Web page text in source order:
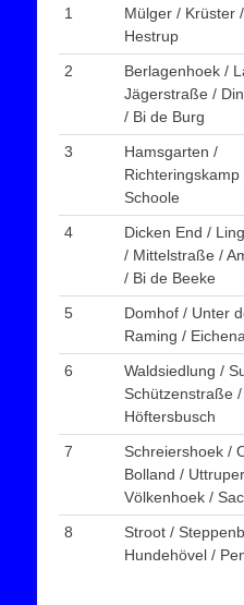
1
Mülger / Krüster
Hestrup
2
Berlagenhoek /
Jägerstraße /
/ Bi de Burg
3
Hamsgarten /
Richteringskamp
Schoole
4
Dicken End /
/ Mittelstraße /
/ Bi de Beeke
5
Domhof / Unter
Raming /
6
Waldsiedlung /
Schützenstraße
Höftersbusch
7
Schreiershoek /
Bolland /
Völkenhoek /
8
Stroot /
Hundehövel /